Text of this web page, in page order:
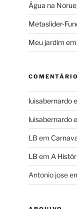
Água na
Metaslider-
Meu jardim
luisabernardo
luisabernardo
LB em
LB em A
Antonio jose